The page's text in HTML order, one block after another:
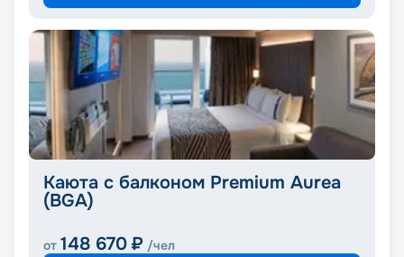
Каюта с балконом Premium Aurea
(BGA)
от 148 670 ₽ /чел